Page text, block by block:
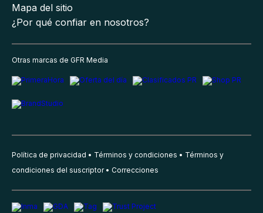
Mapa del sitio
¿Por qué confiar en nosotros?
Otras marcas de GFR Media
Política de privacidad Términos y condiciones
Términos y
condiciones del suscriptor
Correcciones